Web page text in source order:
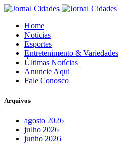
Home
Notícias
Esportes
Entretenimento & Variedades
Últimas Notícias
Anuncie Aqui
Fale Conosco
Arquivos
agosto 2026
julho 2026
junho 2026